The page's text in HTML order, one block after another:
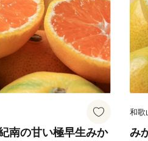
南の甘い極早生みか
和歌
み